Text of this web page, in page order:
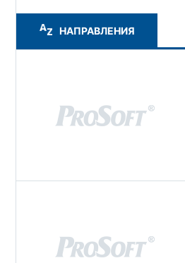
по фазе. В этом случае
следовательно, для
НАПРАВЛЕНИЯ